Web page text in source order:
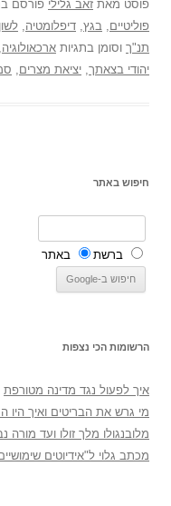
פוסט מאת זאב גלילי פורסם
פוליטיים, בגץ, דיפלומטיה, לשון
תנ"ך וסומן בתגיות ארכאולוגיה,
יהודי בצאתך, יציאת מצרים,
חיפוש באתר
ברשת באתר
הרשומות הכי נצפות
איך לפעול נגד מדינה מטורפת
מי גרש את הבריטים ואיך היו
מלובנגולו מלך זולו ועד מורה
מכתב גלוי ל"אידיוטים